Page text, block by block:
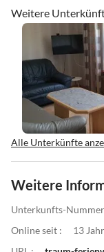
Weitere
Alle Unterkünfte
Weitere
Unterkunfts-
Online seit :
13